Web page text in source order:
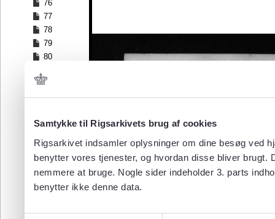
Samtykke til Rigsarkivets brug af cookies
Rigsarkivet indsamler oplysninger om dine besøg ved
benytter vores tjenester, og hvordan disse bliver
nemmere at bruge. Nogle sider indeholder 3. parts
benytter ikke denne data.
76
77
78
79
80
82
83
85
87
88
89
90